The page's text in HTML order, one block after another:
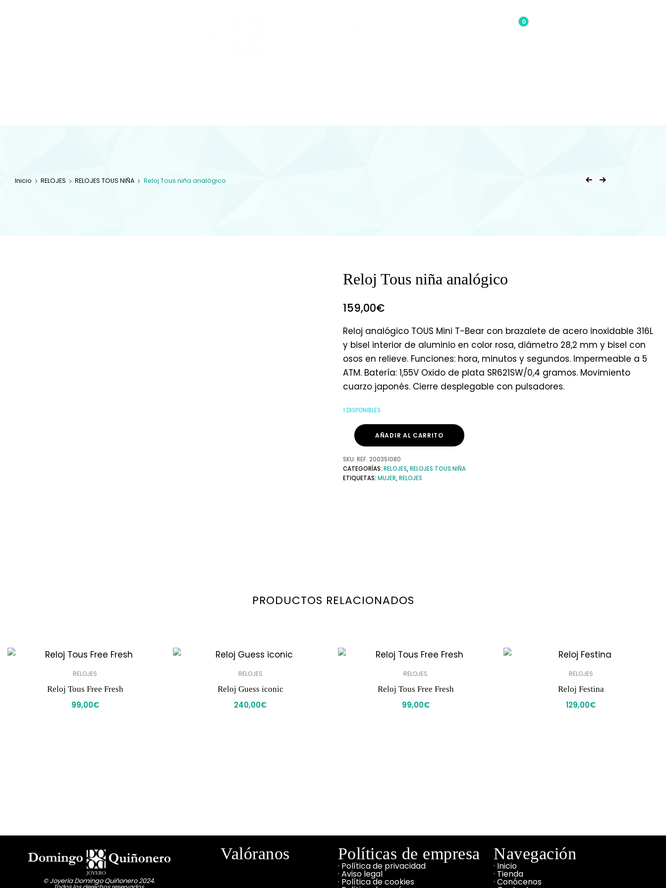
0,00€
0
Inicio RELOJES RELOJES TOUS NIÑA Reloj Tous niña analógico
Reloj Tous niña analógico
159,00€
Reloj analógico TOUS Mini T-Bear con brazalete de acero inoxidable 316L
y bisel interior de aluminio en color rosa, diámetro 28,2 mm y bisel con
osos en relieve. Funciones: hora, minutos y segundos. Impermeable a 5
ATM. Batería: 1,55V Oxido de plata SR621SW/0,4 gramos. Movimiento
cuarzo japonés. Cierre desplegable con pulsadores.
1 DISPONIBLES
AÑADIR AL CARRITO
SKU: REF. 200351080
CATEGORÍAS: RELOJES,RELOJES TOUS NIÑA
ETIQUETAS: MUJER,RELOJES
PRODUCTOS RELACIONADOS
RELOJES
Reloj Tous Free Fresh
99,00€
RELOJES
Reloj Guess iconic
240,00€
RELOJES
Reloj Tous Free Fresh
99,00€
RELOJES
Reloj Festina
129,00€
© Joyería Domingo Quiñonero 2024.
Valóranos Políticas de empresa
· Política de privacidad
· Aviso legal
· Política de cookies
Navegación
· Inicio
· Tienda
· Conócenos